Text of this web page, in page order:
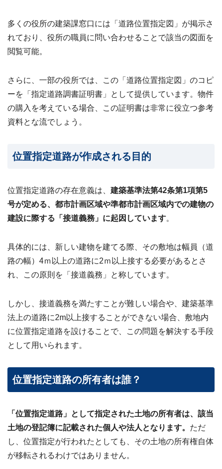
ルフ
ムは
📞
お電
話で
の無
定
0120-
536-
18:00
📄
ンロ
ード
（無
サー
内・
買取
事例
多くの役所の建築課窓口には「道路位置指定図」が掲示さ
れており、役所の職員に問い合わせることで該当の図面を
閲覧可能。
さらに、一部の役所では、この「道路位置指定図」のコピ
ーを「指定道路調書証明書」として提供しています。物件
の購入を考えている場合、この証明書は非常に役立つ参考
資料とな流でしょう。
位置指定道路が作成される目的
位置指定道路の存在意義は、 建築基準法第42条第1項第5
号が定める、都市計画区域や準都市計画区域内での建物の
建設に際する「接道義務」に起因しています。
具体的には、新しい建物を建てる際、その敷地は幅員（道
路の幅）4ｍ以上の道路に2ｍ以上接する必要があるとさ
れ、この原則を「接道義務」と称しています。
しかし、接道義務を満たすことが難しい場合や、建築基準
法上の道路に2m以上接することができない場合、敷地内
に位置指定道路を設けることで、この問題を解決する手段
として用いられます。
位置指定道路の所有者は誰？
「位置指定道路」として指定された土地の所有者は、該当
土地の登記簿に記載された個人や法人となります。 ただ
し、位置指定が行われたとしても、その土地の所有権自体
が移転されるわけではありません。